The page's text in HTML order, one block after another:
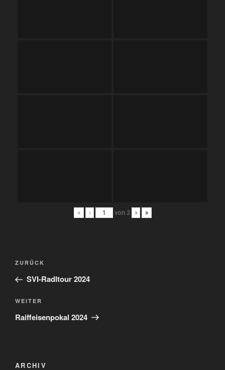
« ‹ von 2 › »
Beitragsnavigation
Vorheriger
Beitrag
ZURÜCK
SVI-Radltour 2024
Nächster
Beitrag
WEITER
Raiffeisenpokal 2024
ARCHIV